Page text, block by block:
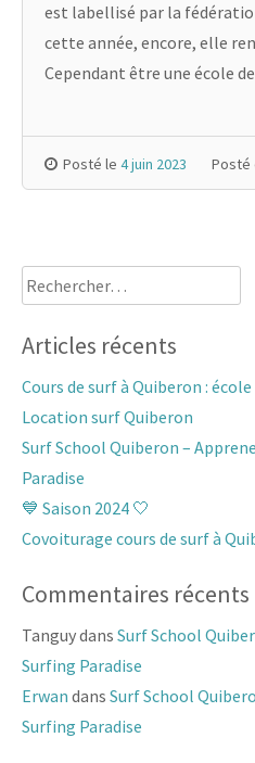
est labellisé par la
cette année, encore, elle
Cependant être une école
Posté le 4 juin 2023 Posté
Rechercher :
Articles récents
Cours de surf à Quiberon :
Location surf Quiberon
Surf School Quiberon –
Paradise
💙 Saison 2024 🤍
Covoiturage cours de surf à
Commentaires récents
Tanguydans Surf School
Surfing Paradise
Erwan dans Surf School
Surfing Paradise